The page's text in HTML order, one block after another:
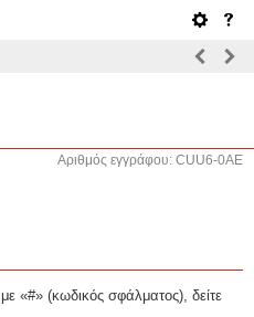
Αριθμός εγγράφου: CUU6-0AE
«#» (κωδικός σφάλματος), δείτε